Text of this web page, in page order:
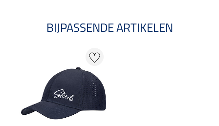
BIJPASSENDE ARTIKELEN